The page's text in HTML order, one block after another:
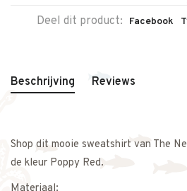
Deel dit product: Facebook
Beschrijving Reviews
Shop dit mooie sweatshirt van The
de kleur Poppy Red.